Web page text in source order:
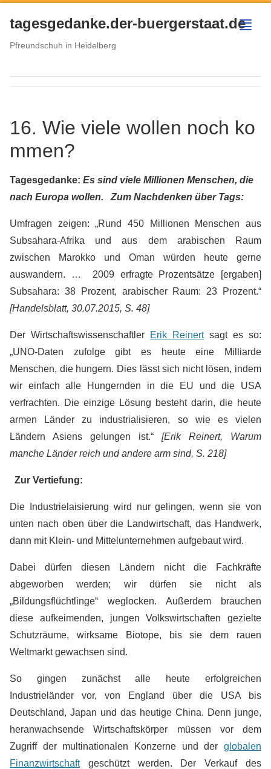
tagesgedanke.der-buergerstaat.de
Pfreundschuh in Heidelberg
menu
16. Wie viele wollen noch ko
mmen?
Tagesgedanke: Es sind viele Millionen Menschen, die
nach Europa wollen.
Zum Nachdenken über Tags:
Umfragen zeigen: „Rund 450 Millionen Menschen aus
Subsahara-Afrika und aus dem arabischen Raum
zwischen Marokko und Oman würden heute gerne
auswandern. … 2009 erfragte Prozentsätze [ergaben]
Subsahara: 38 Prozent, arabischer Raum: 23 Prozent.“
[Handelsblatt, 30.07.2015, S. 48]
Der Wirtschaftswissenschaftler Erik Reinertsagt es so:
„UNO-Daten zufolge gibt es heute eine Milliarde
Menschen, die hungern. Dies lässt sich nicht lösen, indem
wir einfach alle Hungernden in die EU und die USA
verfrachten. Die einzige Lösung besteht darin, die heute
armen Länder zu industrialisieren, so wie es vielen
Ländern Asiens gelungen ist.“
[Erik Reinert, Warum
manche Länder reich und andere arm sind, S. 218]
Zur Vertiefung:
Die Industrielaisierung wird nur gelingen, wenn sie von
unten nach oben über die Landwirtschaft, das Handwerk,
dann mit Klein- und Mittelunternehmen aufgebaut wird.
Dabei dürfen diesen Ländern nicht die Fachkräfte
abgeworben werden; wir dürfen sie nicht als
„Bildungsflüchtlinge“ weglocken. Außerdem brauchen
diese aufkeimenden, jungen Volkswirtschaften gezielte
Schutzräume, wirksame Biotope, bis sie dem rauen
Weltmarkt gewachsen sind.
So gingen zunächst alle heute erfolgreichen
Industrieländer vor, von England über die USA bis
Deutschland, Japan und das heutige China. Denn junge,
heranwachsende Wirtschaftskörper müssen vor dem
Zugriff der multinationalen Konzerne und der globalen
Finanzwirtschaftgeschützt werden. Der Verkauf des